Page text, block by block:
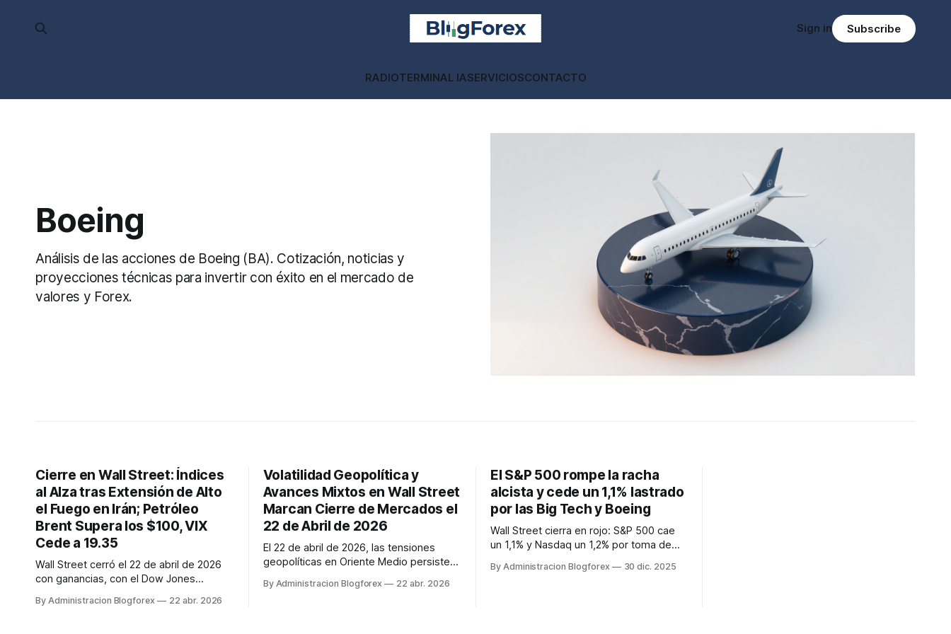
RADIOTERMINAL IASERVICIOSCONTACTO
Sign in Subscribe
Boeing
Análisis de las acciones de Boeing (BA). Cotización, noticias y
proyecciones técnicas para invertir con éxito en el mercado de
valores y Forex.
Cierre en Wall Street: Índices
al Alza tras Extensión de Alto
el Fuego en Irán; Petróleo
Brent Supera los $100, VIX
Cede a 19.35
Wall Street cerró el 22 de abril de 2026
con ganancias, con el Dow Jones
500 un 0,85% a 7.124,09 y el Nasdaq
By Administracion Blogforex 22 abr. 2026
Volatilidad Geopolítica y
Avances Mixtos en Wall Street
Marcan Cierre de Mercados el
22 de Abril de 2026
El 22 de abril de 2026, las tensiones
geopolíticas en Oriente Medio persisten
entre EE.UU. e Irán, con interrupciones
By Administracion Blogforex 22 abr. 2026
El S&P 500 rompe la racha
alcista y cede un 1,1% lastrado
por las Big Tech y Boeing
Wall Street cierra en rojo: S&P 500 cae
un 1,1% y Nasdaq un 1,2% por toma de
clave para el cierre anual.
By Administracion Blogforex 30 dic. 2025